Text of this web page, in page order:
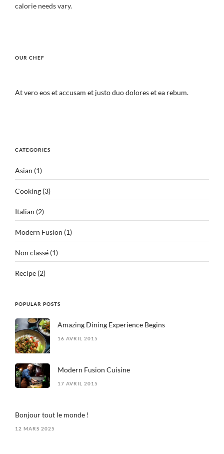
calorie needs vary.
OUR CHEF
At vero eos et accusam et justo duo dolores et ea rebum.
CATEGORIES
Asian (1)
Cooking (3)
Italian (2)
Modern Fusion (1)
Non classé (1)
Recipe (2)
POPULAR POSTS
Amazing Dining Experience Begins
16 AVRIL 2015
Modern Fusion Cuisine
17 AVRIL 2015
Bonjour tout le monde !
12 MARS 2025